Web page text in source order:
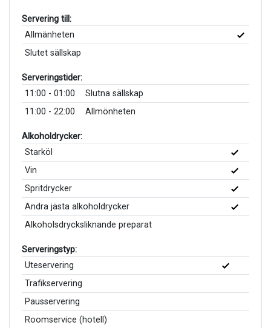
Servering till:
Allmänheten
Slutet sällskap
Serveringstider:
11:00 - 01:00
Slutna sällskap
11:00 - 22:00
Allmönheten
Alkoholdrycker:
Starköl
Vin
Spritdrycker
Andra jästa alkoholdrycker
Alkoholsdrycksliknande preparat
Serveringstyp:
Uteservering
Trafikservering
Pausservering
Roomservice (hotell)